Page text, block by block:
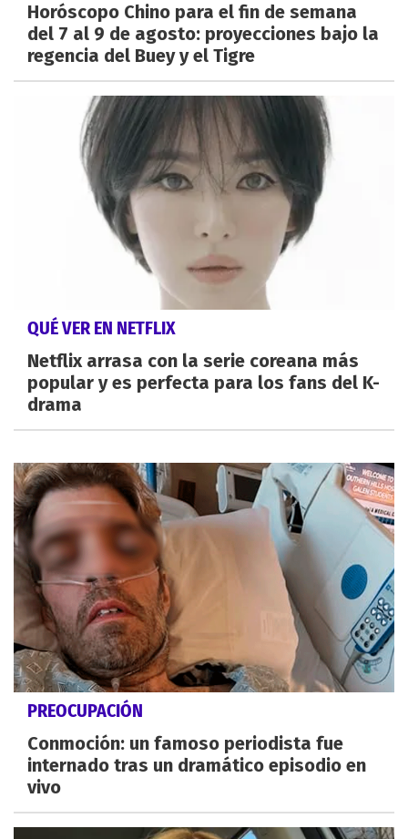
Horóscopo Chino para el fin de semana
del 7 al 9 de agosto: proyecciones bajo la
regencia del Buey y el Tigre
QUÉ VER EN NETFLIX
Netflix arrasa con la serie coreana más
popular y es perfecta para los fans del K-
drama
PREOCUPACIÓN
Conmoción: un famoso periodista fue
internado tras un dramático episodio en
vivo